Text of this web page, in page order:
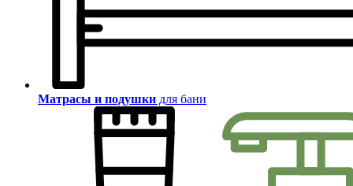
Матрасы и подушки для бани